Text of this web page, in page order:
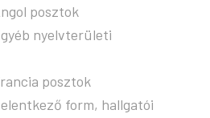
posztok
nyelvterületi
posztok
form, hallgatói